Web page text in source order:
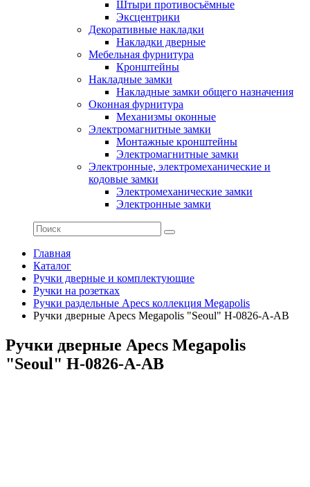
Штыри противосъёмные
Эксцентрики
Декоративные накладки
Накладки дверные
Мебельная фурнитура
Кронштейны
Накладные замки
Накладные замки общего назначения
Оконная фурнитура
Механизмы оконные
Электромагнитные замки
Монтажные кронштейны
Электромагнитные замки
Электронные, электромеханические и
кодовые замки
Электромеханические замки
Электронные замки
Главная
Каталог
Ручки дверные и комплектующие
Ручки на розетках
Ручки раздельные Apecs коллекция Megapolis
Ручки дверные Apecs Megapolis "Seoul" H-0826-A-AB
Ручки дверные Apecs Megapolis
"Seoul" H-0826-A-AB